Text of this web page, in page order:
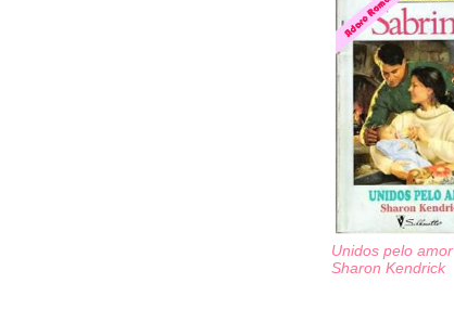
Unidos pelo amor
Sharon Kendrick